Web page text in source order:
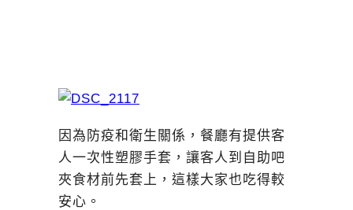
因為防疫和衛生關係，餐廳有提供客
人一次性塑膠手套，讓客人到自助吧
夾食材前先套上，這樣大家也吃得較
安心。